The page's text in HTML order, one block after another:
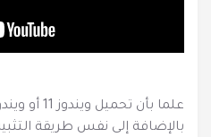
بالإضافة إلى نفس طريقة